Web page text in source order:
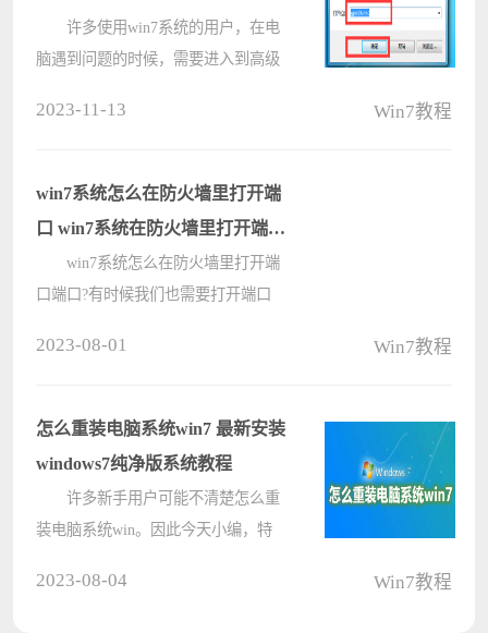
许多使用win7系统的用户，在电
脑遇到问题的时候，需要进入到高级
不知道应该如何解决，关于这个情
况，????
2023-11-13 Win7教程
win7系统怎么在防火墙里打开端
口 win7系统在防火墙里打开端口
的方法
win7系统怎么在防火墙里打开端
口端口?有时候我们也需要打开端口
里打开端口的方法! 方法/步骤：
2023-08-01 Win7教程
怎么重装电脑系统win7 最新安装
windows7纯净版系统教程
许多新手用户可能不清楚怎么重
装电脑系统win。因此今天小编，特
2023-08-04 Win7教程